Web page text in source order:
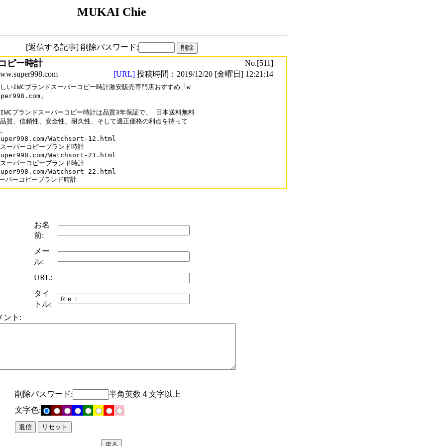
MUKAI Chie
[返信する記事] 削除パスワード:
ピー時計
No.[511]
[URL] 投稿時間：2019/12/20 [金曜日] 12:21:14
いIWCブランドスーパーコピー時計激安販売専門店おすすめ「w
」
ブランドスーパーコピー時計は品質3年保証で、 日本送料無料
質、信頼性、安全性、耐久性、そして適正価格の利点を持って
Watchsort-12.html
ーパーコピーブランド時計
Watchsort-21.html
ーパーコピーブランド時計
Watchsort-22.html
パーコピーブランド時計
お名
前:
メー
ル:
URL:
タイ
トル:
ント:
削除パスワード:
半角英数４文字以上
文字色: